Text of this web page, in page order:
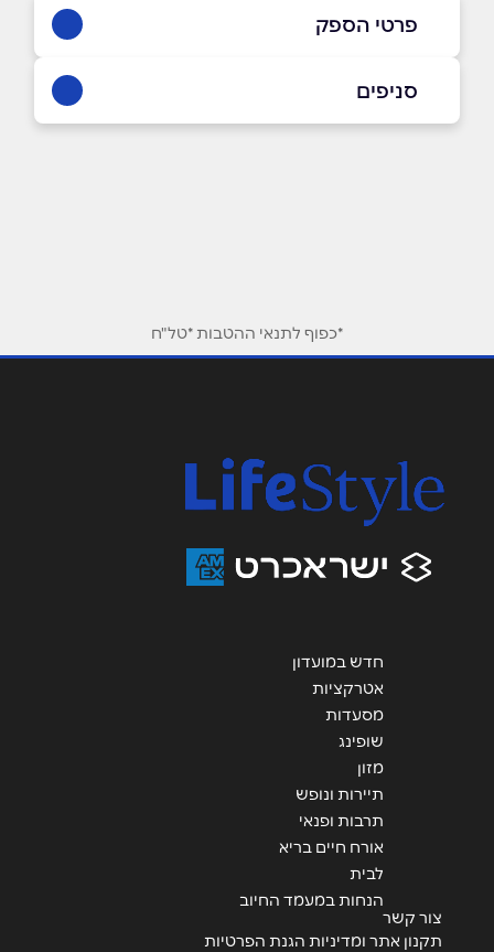
פרטי הספק
באתר בפייסבוק באינסטגרם
אנא חזרו אלי בקשר ל...
סניפים
*כפוף לתנאי ההטבות *טל"ח
חדש במועדון
אטרקציות
מסעדות
שופינג
מזון
תיירות ונופש
תרבות ופנאי
אורח חיים בריא
לבית
הנחות במעמד החיוב
צור קשר
תקנון אתר ומדיניות הגנת הפרטיות